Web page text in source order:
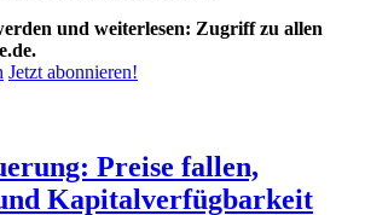
und weiterlesen: Zugriff zu allen
Jetzt abonnieren!
Preise fallen,
Kapitalverfügbarkeit